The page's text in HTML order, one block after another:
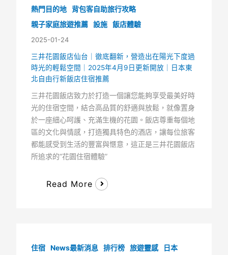
熱門目的地 背包客自助旅行攻略
親子家庭旅遊推薦 設施 飯店體驗
2025-01-24
三井花園飯店仙台｜徹底翻新，營造出在陽光下度過
時光的輕鬆空間｜2025年4月9日更新開放｜日本東
北自由行新飯店住宿推薦
三井花園飯店致力於打造一個讓您能夠享受最美好時
光的住宿空間，結合高品質的舒適與放鬆，就像置身
於一座細心呵護、充滿生機的花園。飯店尊重每個地
區的文化與情感，打造獨具特色的酒店，讓每位旅客
都能感受到生活的豐富與愜意，這正是三井花園飯店
所追求的“花園住宿體驗”
Read More
住宿 News最新消息 排行榜 旅遊靈感
日本